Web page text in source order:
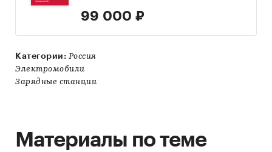
99 000 ₽
Категории: Россия
Электромобили
Зарядные станции
Материалы по теме